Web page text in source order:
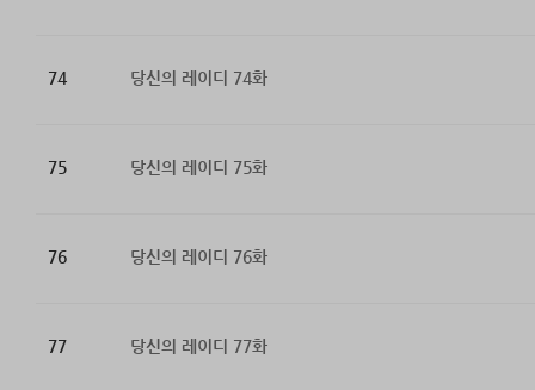
74 당신의 레이디 74화
75 당신의 레이디 75화
76 당신의 레이디 76화
77 당신의 레이디 77화